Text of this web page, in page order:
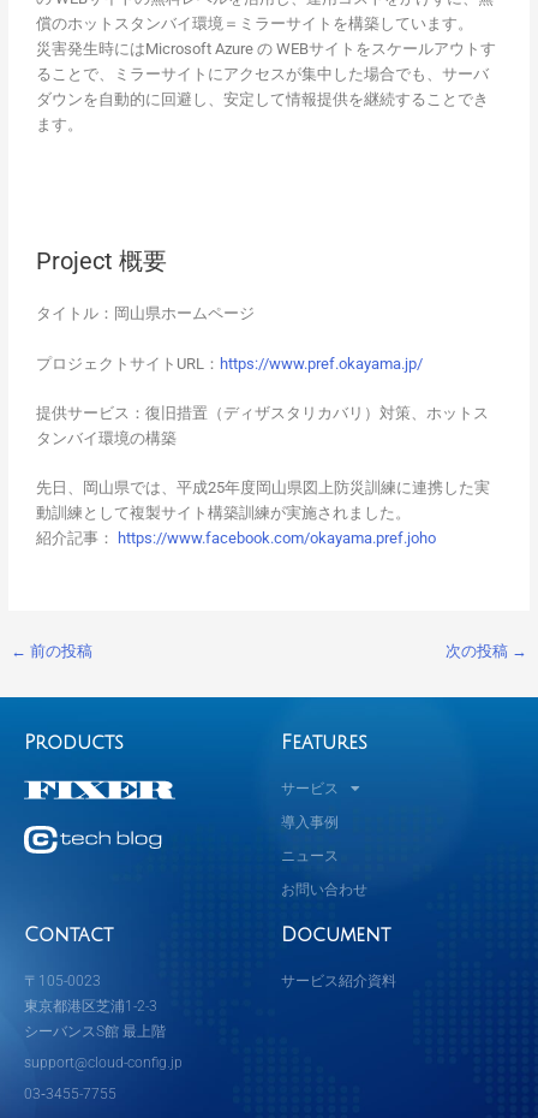
償のホットスタンバイ環境＝ミラーサイトを構築しています。
災害発生時にはMicrosoft Azure の WEBサイトをスケールアウトす
ることで、ミラーサイトにアクセスが集中した場合でも、サーバ
ダウンを自動的に回避し、安定して情報提供を継続することでき
ます。
Project 概要
タイトル：岡山県ホームページ
プロジェクトサイトURL： https://www.pref.okayama.jp/
提供サービス：復旧措置（ディザスタリカバリ）対策、ホットス
タンバイ環境の構築
先日、岡山県では、平成25年度岡山県図上防災訓練に連携した実
動訓練として複製サイト構築訓練が実施されました。
紹介記事：
https://www.facebook.com/okayama.pref.joho
← 前の投稿 次の投稿 →
Products Features
サービス
導入事例
ニュース
お問い合わせ
Contact
〒105-0023
東京都港区芝浦1-2-3
シーバンスS館 最上階
support@cloud-config.jp
03‐3455-7755
Document
サービス紹介資料